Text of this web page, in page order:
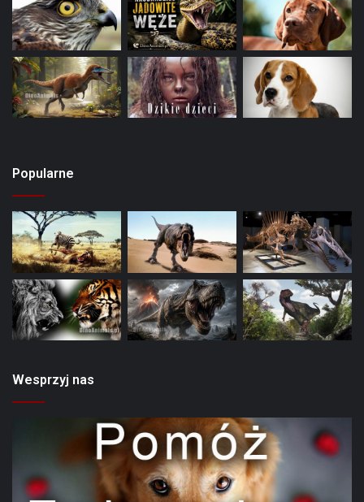
Popularne
Wesprzyj nas